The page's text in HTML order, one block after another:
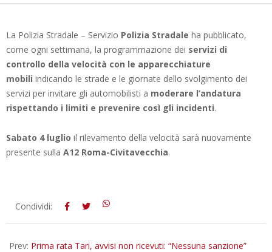
La Polizia Stradale – Servizio Polizia Stradale ha pubblicato,
come ogni settimana, la programmazione dei servizi di
controllo della velocità con le apparecchiature
mobili indicando le strade e le giornate dello svolgimento dei
servizi per invitare gli automobilisti a moderare l’andatura
rispettando i limiti e prevenire così gli incidenti.
Sabato 4 luglio il rilevamento della velocità sarà nuovamente
presente sulla A12 Roma-Civitavecchia.
2026-
Condividi:
Prev: Prima rata Tari, avvisi non ricevuti: “Nessuna sanzione”